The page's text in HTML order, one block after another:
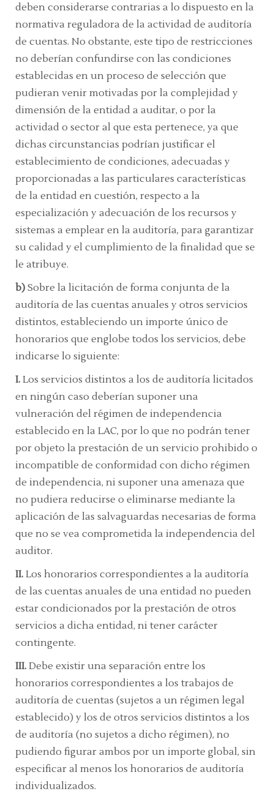
deben considerarse contrarias a lo dispuesto en la
normativa reguladora de la actividad de auditoría
de cuentas. No obstante, este tipo de restricciones
no deberían confundirse con las condiciones
establecidas en un proceso de selección que
pudieran venir motivadas por la complejidad y
dimensión de la entidad a auditar, o por la
actividad o sector al que esta pertenece, ya que
dichas circunstancias podrían justificar el
establecimiento de condiciones, adecuadas y
proporcionadas a las particulares características
de la entidad en cuestión, respecto a la
especialización y adecuación de los recursos y
sistemas a emplear en la auditoría, para garantizar
su calidad y el cumplimiento de la finalidad que se
le atribuye.
b) Sobre la licitación de forma conjunta de la
auditoría de las cuentas anuales y otros servicios
distintos, estableciendo un importe único de
honorarios que englobe todos los servicios, debe
indicarse lo siguiente:
I. Los servicios distintos a los de auditoría licitados
en ningún caso deberían suponer una
vulneración del régimen de independencia
establecido en la LAC, por lo que no podrán tener
por objeto la prestación de un servicio prohibido o
incompatible de conformidad con dicho régimen
de independencia, ni suponer una amenaza que
no pudiera reducirse o eliminarse mediante la
aplicación de las salvaguardas necesarias de forma
que no se vea comprometida la independencia del
auditor.
II. Los honorarios correspondientes a la auditoría
de las cuentas anuales de una entidad no pueden
estar condicionados por la prestación de otros
servicios a dicha entidad, ni tener carácter
contingente.
III. Debe existir una separación entre los
honorarios correspondientes a los trabajos de
auditoría de cuentas (sujetos a un régimen legal
establecido) y los de otros servicios distintos a los
de auditoría (no sujetos a dicho régimen), no
pudiendo figurar ambos por un importe global, sin
especificar al menos los honorarios de auditoría
individualizados.